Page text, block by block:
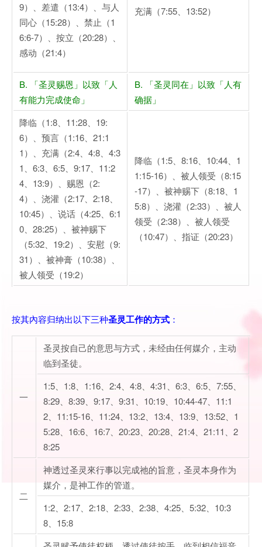
9）、差遣（13:4）、与人
同心（15:28）、禁止（1
6:6-7）、按立（20:28）、
感动（21:4）
充满（7:55、13:52）
B. 「圣灵赐恩」以致「人
有能力完成使命」
B. 「圣灵同在」以致「人有
确据」
降临（1:8、11:28、19:
6）、预言（1:16、21:1
1）、充满（2:4、4:8、4:3
1、6:3、6:5、9:17、11:2
4、13:9）、赐恩（2:
4）、浇灌（2:17、2:18、
10:45）、说话（4:25、6:1
0、28:25）、被神赐下
（5:32、19:2）、安慰（9:
31）、被神膏（10:38）、
被人领受（19:2）
降临（1:5、8:16、10:44、1
1:15-16）、被人领受（8:15
-17）、被神赐下（8:18、1
5:8）、浇灌（2:33）、被人
领受（2:38）、被人领受
（10:47）、指证（20:23）
按其內容归纳出以下三种圣灵工作的方式 ：
一
圣灵按自己的意思与方式，未经由任何媒介，主动
临到圣徒。
1:5、1:8、1:16、2:4、4:8、4:31、6:3、6:5、7:55、
8:29、8:39、9:17、9:31、10:19、10:44-47、11:1
2、11:15-16、11:24、13:2、13:4、13:9、13:52、1
5:28、16:6、16:7、20:23、20:28、21:4、21:11、2
8:25
二
神透过圣灵來行事以完成祂的旨意，圣灵本身作为
媒介，是神工作的管道。
1:2、2:17、2:18、2:33、2:38、4:25、5:32、10:3
8、15:8